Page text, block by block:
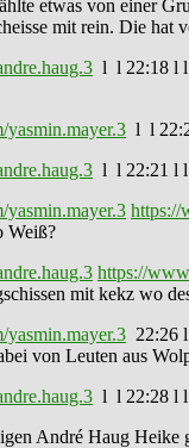
etwas von einer
mit rein. Die hat
l l 22:18 l l
l l
l l 22:21 l l
https://
Weiß?
https://
mit kekz wo
22:26
von Leuten aus
l l 22:28 l l
André Haug Heike